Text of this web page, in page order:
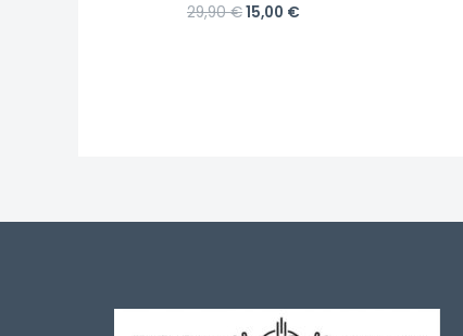
29,90€15,00 €